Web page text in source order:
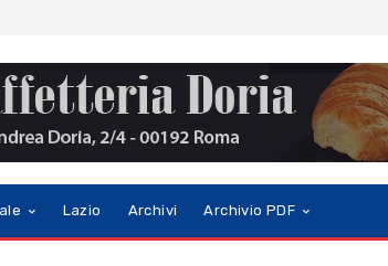
Lazio Archivi Archivio PDF